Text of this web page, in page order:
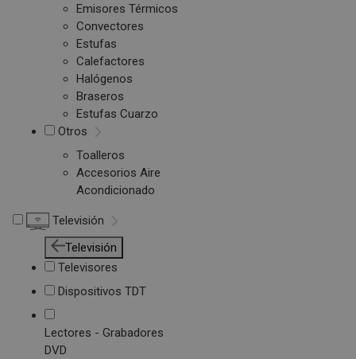
Emisores Térmicos
Convectores
Estufas
Calefactores
Halógenos
Braseros
Estufas Cuarzo
Otros
Toalleros
Accesorios Aire
Acondicionado
Televisión
Televisión
Televisores
Dispositivos TDT
Lectores - Grabadores
DVD